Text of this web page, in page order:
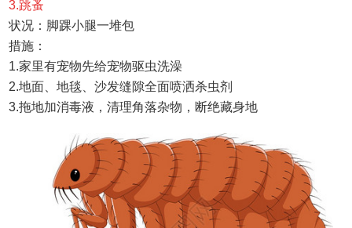
3.跳蚤
状况： 脚踝小腿一堆包
措施：
1.家里有宠物先给宠物驱虫洗澡
2.地面、地毯、沙发缝隙全面喷洒杀虫剂
3.拖地加消毒液，清理角落杂物，断绝藏身地